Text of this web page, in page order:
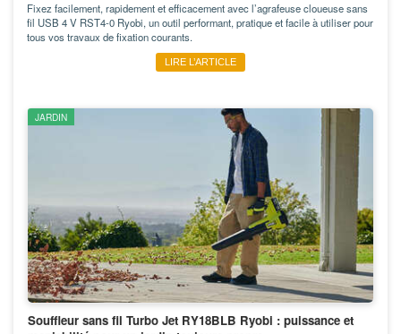
Fixez facilement, rapidement et efficacement avec l’agrafeuse cloueuse sans
fil USB 4 V RST4-0 Ryobi, un outil performant, pratique et facile à utiliser pour
tous vos travaux de fixation courants.
LIRE L’ARTICLE
JARDIN
Souffleur sans fil Turbo Jet RY18BLB Ryobi : puissance et